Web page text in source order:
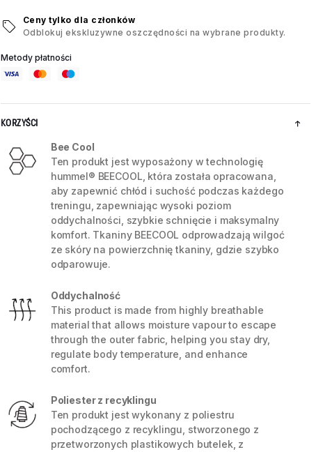
Ceny tylko dla członków
Odblokuj ekskluzywne oszczędności na wybrane produkty.
Metody płatności
KORZYŚCI
Bee Cool
Ten produkt jest wyposażony w technologię
hummel® BEECOOL, która została opracowana,
aby zapewnić chłód i suchość podczas każdego
treningu, zapewniając wysoki poziom
oddychalności, szybkie schnięcie i maksymalny
komfort. Tkaniny BEECOOL odprowadzają wilgoć
ze skóry na powierzchnię tkaniny, gdzie szybko
odparowuje.
Oddychalność
This product is made from highly breathable
material that allows moisture vapour to escape
through the outer fabric, helping you stay dry,
regulate body temperature, and enhance
comfort.
Poliester z recyklingu
Ten produkt jest wykonany z poliestru
pochodzącego z recyklingu, stworzonego z
przetworzonych plastikowych butelek, z